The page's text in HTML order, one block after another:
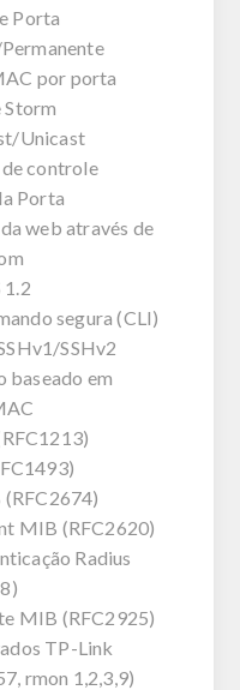
Porta
por porta
Storm
Unicast
controle
Porta
web através de
1.2
segura (CLI)
SSHv2
baseado em
MIB (RFC2620)
Radius
MIB (RFC2925)
TP-Link
rmon 1,2,3,9)